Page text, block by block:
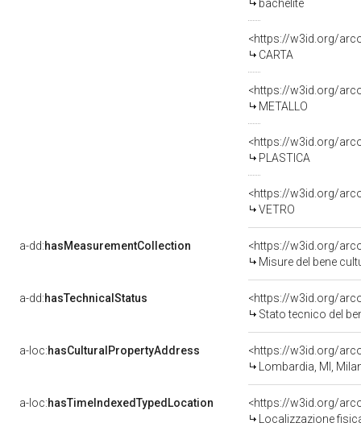
bachelite
<https://w3id.org/
CARTA
<https://w3id.org/
METALLO
<https://w3id.org/
PLASTICA
<https://w3id.org/
VETRO
a-dd:hasMeasurementCollection
<https://w3id.org/
Misure del bene
a-dd:hasTechnicalStatus
<https://w3id.org/
Stato tecnico del
a-loc:hasCulturalPropertyAddress
<https://w3id.org/
Lombardia, MI,
a-loc:hasTimeIndexedTypedLocation
<https://w3id.org/
Localizzazione